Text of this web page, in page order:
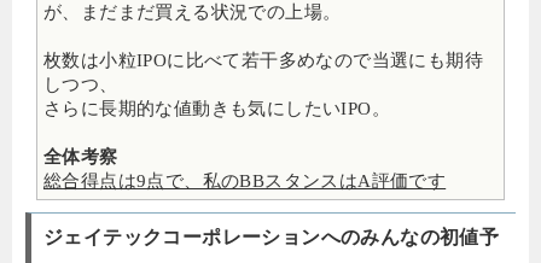
が、まだまだ買える状況での上場。
枚数は小粒IPOに比べて若干多めなので当選にも期待
しつつ、
さらに長期的な値動きも気にしたいIPO。
全体考察
総合得点は9点で、私のBBスタンスはA評価です
ジェイテックコーポレーションへのみんなの初値予